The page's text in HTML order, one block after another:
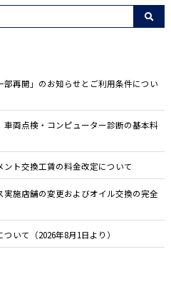
再開」のお知らせとご利用条件につい
両点検・コンピューター診断の基本料
ント交換工賃の料金改定について
実施店舗の変更およびオイル交換の完全
いて（2026年8月1日より）